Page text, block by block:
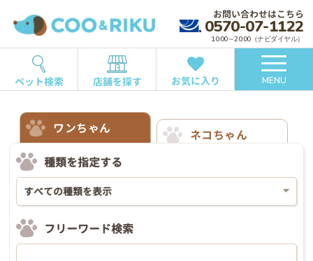
お問い合わせはこちら
0570-07-1122
10:00～20:00（ナビダイヤル）
ペット検索 店舗を探す お気に入り MENU
ワンちゃん
ネコちゃん
種類を指定する
フリーワード検索